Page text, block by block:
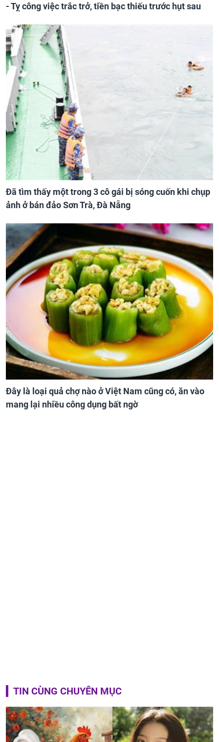
- Tỵ công việc trắc trở, tiền bạc thiếu trước hụt sau
Đã tìm thấy một trong 3 cô gái bị sóng cuốn khi chụp
ảnh ở bán đảo Sơn Trà, Đà Nẵng
Đây là loại quả chợ nào ở Việt Nam cũng có, ăn vào
mang lại nhiều công dụng bất ngờ
TIN CÙNG CHUYÊN MỤC